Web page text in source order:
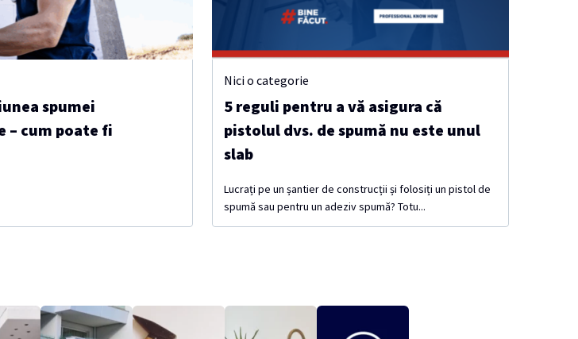
spumei
– cum poate fi
Nici o categorie
5 reguli pentru a vă asigura că
pistolul dvs. de spumă nu este unul
slab
Lucrați pe un șantier de construcții și folosiți un pistol de
spumă sau pentru un adeziv spumă? Totu...